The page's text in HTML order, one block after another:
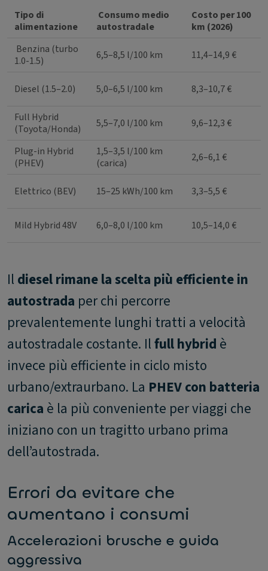
Tipo di
alimentazione
Consumo medio
autostradale
Costo per 100
km (2026)
Benzina (turbo
1.0-1.5)
6,5–8,5 l/100 km 11,4–14,9 €
Diesel (1.5–2.0) 5,0–6,5 l/100 km 8,3–10,7 €
Full Hybrid
(Toyota/Honda)
5,5–7,0 l/100 km 9,6–12,3 €
Plug-in Hybrid
(PHEV)
1,5–3,5 l/100 km
(carica)
2,6–6,1 €
Elettrico (BEV) 15–25 kWh/100 km 3,3–5,5 €
Mild Hybrid 48V 6,0–8,0 l/100 km 10,5–14,0 €
Il diesel rimane la scelta più efficiente in
autostrada per chi percorre
prevalentemente lunghi tratti a velocità
autostradale costante. Ilfull hybrid è
invece più efficiente in ciclo misto
urbano/extraurbano. La PHEV con batteria
carica è la più conveniente per viaggi che
iniziano con un tragitto urbano prima
dell’autostrada.
Errori da evitare che
aumentano i consumi
Accelerazioni brusche e guida
aggressiva